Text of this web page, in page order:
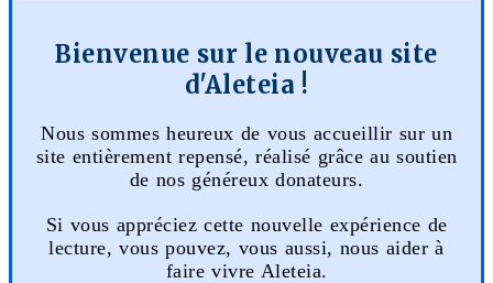
Bienvenue sur le nouveau site
d'Aleteia !
Nous sommes heureux de vous accueillir sur un
site entièrement repensé, réalisé grâce au soutien
de nos généreux donateurs.
Si vous appréciez cette nouvelle expérience de
lecture, vous pouvez, vous aussi, nous aider à
faire vivre Aleteia.